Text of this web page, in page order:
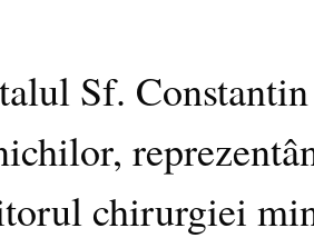
Sf.
chirurgiei